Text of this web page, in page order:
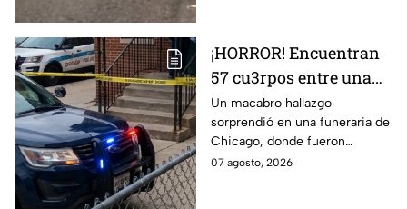
¡HORROR! Encuentran
57 cu3rpos entre una
infestación de
ROEDORES y
GUSANOS, dentro de
una funeraria
Un macabro hallazgo
sorprendió en una funeraria de
Chicago, donde fueron
encontrados 57 cuerpos
07 agosto, 2026